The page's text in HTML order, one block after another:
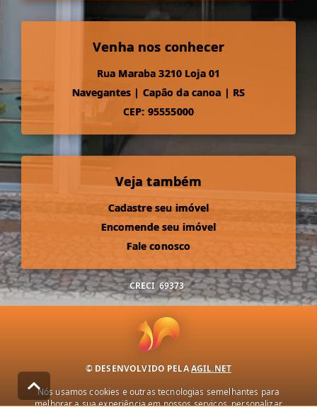
Venha nos conhecer
Rua Maraba 3210 Loja 01
Navegantes | Capão da canoa | RS
CEP: 95555000
Veja também
Cadastre seu imóvel
Encomende seu imóvel
Fale conosco
CRECI 69373
© DESENVOLVIDO PELAAGIL.NET
Nós usamos cookies e outras tecnologias semelhantes para
melhorar a sua experiência em nossos serviços, personalizar